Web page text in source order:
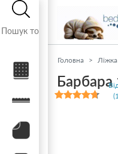
Топери / футони
Головна Ліжка